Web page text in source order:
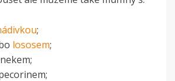
;
lososem;